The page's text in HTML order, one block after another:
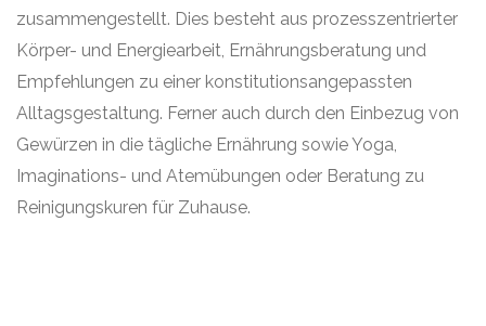
zusammengestellt. Dies besteht aus prozesszentrierter
Körper- und Energiearbeit, Ernährungsberatung und
Empfehlungen zu einer konstitutionsangepassten
Alltagsgestaltung. Ferner auch durch den Einbezug von
Gewürzen in die tägliche Ernährung sowie Yoga,
Imaginations- und Atemübungen oder Beratung zu
Reinigungskuren für Zuhause.